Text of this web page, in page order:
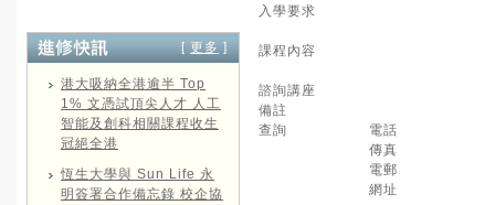
[ 更多 ]
港大吸納全港逾半 Top
1% 文憑試頂尖人才 人工
智能及創科相關課程收生
冠絕全港
恆生大學與 Sun Life 永
明簽署合作備忘錄 校企協
入學要求
課程內容
諮詢講座
備註
查詢
電話
傳真
電郵
網址